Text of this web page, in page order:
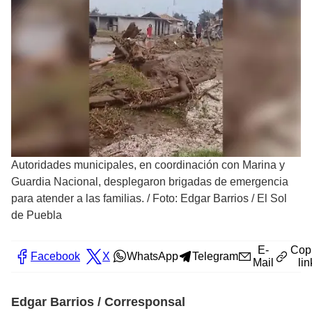
Autoridades municipales, en coordinación con Marina y
Guardia Nacional, desplegaron brigadas de emergencia
para atender a las familias. / Foto: Edgar Barrios / El Sol
de Puebla
Facebook X WhatsApp Telegram
E-
Mail
Edgar Barrios / Corresponsal